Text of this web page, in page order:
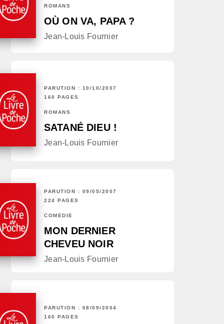
ROMANS
OÙ ON VA, PAPA ?
Jean-Louis Fournier
PARUTION : 10/10/2007
160 PAGES
ROMANS
SATANÉ DIEU !
Jean-Louis Fournier
PARUTION : 09/05/2007
224 PAGES
COMÉDIE
MON DERNIER
CHEVEU NOIR
Jean-Louis Fournier
PARUTION : 08/09/2004
160 PAGES